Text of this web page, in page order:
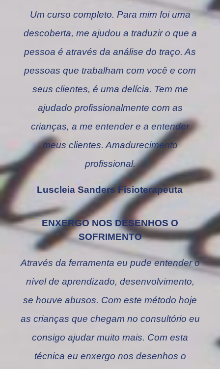
Um curso completo. Para mim foi uma
descoberta, me ajudou a traduzir o que a
pessoa é através da análise do traço. As
pessoas que trabalham com você e com
seus clientes, é uma delícia. Tem me
ajudado profissionalmente com as
crianças, a me entender e a entender
meus clientes. Amadurecimento
profissional.
Luscleia Sanders Fisioterapeuta
ENXERGO NOS DESENHOS O
SOFRIMENTO
Através da ferramenta eu pude entender o
nível de aprendizado, desenvolvimento,
se houve abusos. Com este método hoje
as crianças que chegam no consultório eu
consigo ajudar muito mais. Com esta
técnica eu enxergo nos desenhos o